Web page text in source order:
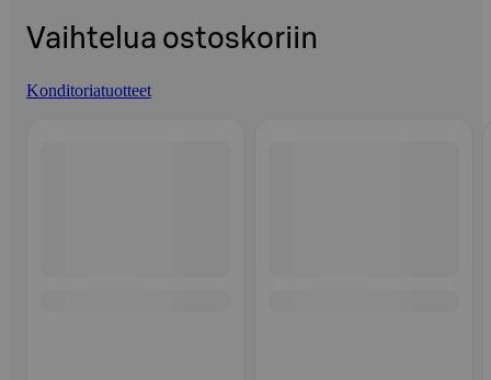
Vaihtelua ostoskoriin
Konditoriatuotteet